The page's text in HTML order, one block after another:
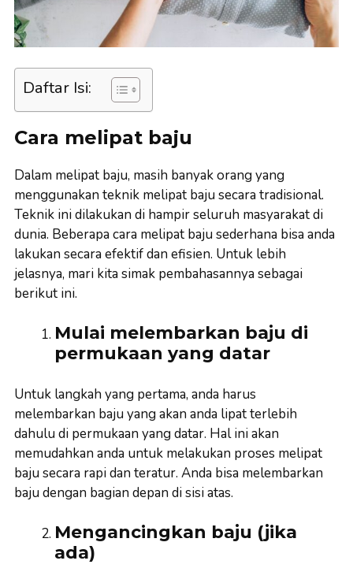
Daftar Isi:
Cara melipat baju
Dalam melipat baju, masih banyak orang yang
menggunakan teknik melipat baju secara tradisional.
Teknik ini dilakukan di hampir seluruh masyarakat di
dunia. Beberapa cara melipat baju sederhana bisa anda
lakukan secara efektif dan efisien. Untuk lebih
jelasnya, mari kita simak pembahasannya sebagai
berikut ini.
Mulai melembarkan baju di
permukaan yang datar
Untuk langkah yang pertama, anda harus
melembarkan baju yang akan anda lipat terlebih
dahulu di permukaan yang datar. Hal ini akan
memudahkan anda untuk melakukan proses melipat
baju secara rapi dan teratur. Anda bisa melembarkan
baju dengan bagian depan di sisi atas.
Mengancingkan baju (jika
ada)